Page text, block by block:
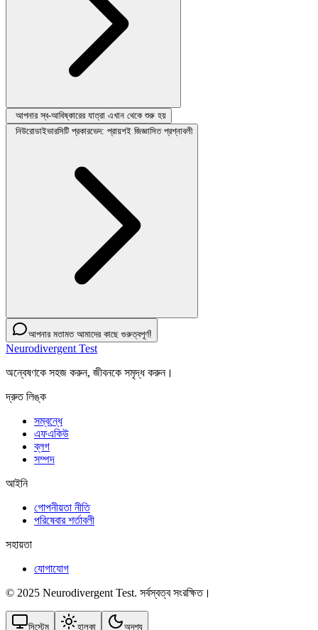
আপনার স্ব-আবিষ্কারের যাত্রা এখান থেকে শুরু হয়
নিউরোডাইভারসিটি প্রকারভেদ: প্রায়শই জিজ্ঞাসিত প্রশ্নাবলী
আপনার মতামত আমাদের কাছে গুরুত্বপূর্ণ!
Neurodivergent Test
অন্বেষণকে সহজ করুন, জীবনকে সমৃদ্ধ করুন।
দ্রুত লিঙ্ক
সম্বন্ধে
এফএকিউ
ব্লগ
সম্পদ
আইনি
গোপনীয়তা নীতি
পরিষেবার শর্তাবলী
সহায়তা
যোগাযোগ
© 2025 Neurodivergent Test. সর্বস্বত্ব সংরক্ষিত।
সিস্টেম হালকা অদৃশ্য